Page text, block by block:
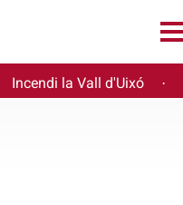
Incendi la Vall d'Uixó ·